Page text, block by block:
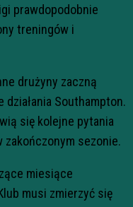
prawdopodobnie
treningów i
drużyny zaczną
działania Southampton.
się kolejne pytania
sezonie.
miesiące
musi zmierzyć się